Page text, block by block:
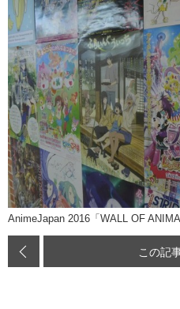
ゲーム
アニメ！アニメ！TV
AnimeJapan 2016「WALL OF
この記